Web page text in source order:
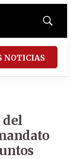
Mostrar
NOTICIAS
del